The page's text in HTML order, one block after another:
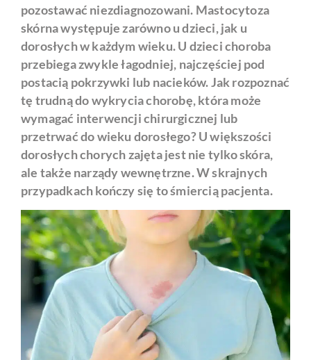
pozostawać niezdiagnozowani. Mastocytoza
skórna występuje zarówno u dzieci, jak u
dorosłych w każdym wieku. U dzieci choroba
przebiega zwykle łagodniej, najczęściej pod
postacią pokrzywki lub nacieków. Jak rozpoznać
tę trudną do wykrycia chorobę, która może
wymagać interwencji chirurgicznej lub
przetrwać do wieku dorosłego? U większości
dorosłych chorych zajęta jest nie tylko skóra,
ale także narządy wewnętrzne. W skrajnych
przypadkach kończy się to śmiercią pacjenta.